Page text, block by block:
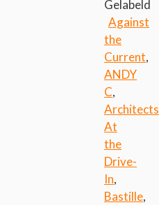
Gelabeld
Against
the
Current,
ANDY
C,
Architects
At
the
Drive-
In,
Bastille,